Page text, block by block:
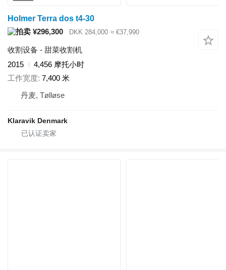
Holmer Terra dos t4-30
¥296,300
DKK 284,000 ≈ €37,990
收割设备 - 甜菜收割机
2015
4,456 摩托小时
工作宽度 7,400 米
丹麦, Tølløse
Klaravik Denmark